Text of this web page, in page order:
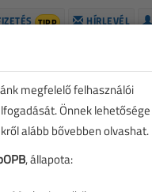
HÍRLEVÉL
TIPP
megfelelő felhasználói
Önnek lehetősége
alább bővebben olvashat.
, állapota: